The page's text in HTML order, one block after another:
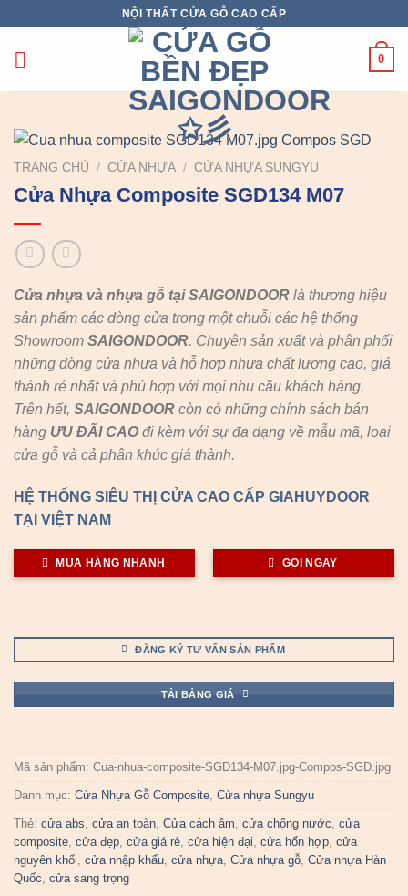
nội
NỘI THẤT CỬA GỖ CAO CẤP
0
TRANG CHỦ / CỬA NHỰA / CỬA NHỰA SUNGYU
Cửa Nhựa Composite SGD134 M07
Cửa nhựa và nhựa gỗ tại SAIGONDOOR là thương hiệu
sản phẩm các dòng cửa trong một chuỗi các hệ thống
Showroom SAIGONDOOR. Chuyên sản xuất và phân phối
những dòng cửa nhựa và hỗ hợp nhựa chất lượng cao, giá
thành rẻ nhất và phù hợp với mọi nhu cầu khách hàng.
Trên hết, SAIGONDOOR còn có những chính sách bán
hàng ƯU ĐÃI CAO đi kèm với sự đa dạng về mẫu mã, loại
cửa gỗ và cả phân khúc giá thành.
HỆ THỐNG SIÊU THỊ CỬA CAO CẤP GIAHUYDOOR
TẠI VIỆT NAM
MUA HÀNG NHANH GỌI NGAY
ĐĂNG KÝ TƯ VẤN SẢN PHẨM
TẢI BẢNG GIÁ
Mã sản phẩm: Cua-nhua-composite-SGD134-M07.jpg-Compos-SGD.jpg
Danh mục: Cửa Nhựa Gỗ Composite, Cửa nhựa Sungyu
Thẻ: cửa abs, cửa an toàn, Cửa cách âm, cửa chống nước, cửa
composite, cửa đẹp, cửa giá rẻ, cửa hiện đại, cửa hổn hợp, cửa
nguyên khối, cửa nhập khẩu, cửa nhựa, Cửa nhựa gỗ, Cửa nhựa Hàn
Quốc, cửa sang trọng